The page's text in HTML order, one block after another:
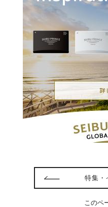
特集・
このペ